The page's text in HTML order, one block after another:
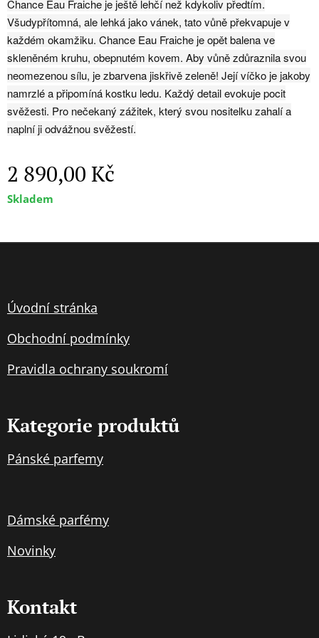
Chance Eau Fraiche je ještě lehčí než kdykoliv předtím.
Všudypřítomná, ale lehká jako vánek, tato vůně překvapuje v
každém okamžiku. Chance Eau Fraiche je opět balena ve
skleněném kruhu, obepnutém kovem. Aby vůně zdůraznila svou
neomezenou sílu, je zbarvena jiskřivě zeleně! Její víčko je jakoby
namrzlé a připomíná kostku ledu. Každý detail evokuje pocit
svěžesti. Pro nečekaný zážitek, který svou nositelku zahalí a
naplní ji odvážnou svěžestí.
2 890,00 Kč
Skladem
Úvodní stránka
Obchodní podmínky
Pravidla ochrany soukromí
Kategorie produktů
Pánské parfemy
Dámské parfémy
Novinky
Kontakt